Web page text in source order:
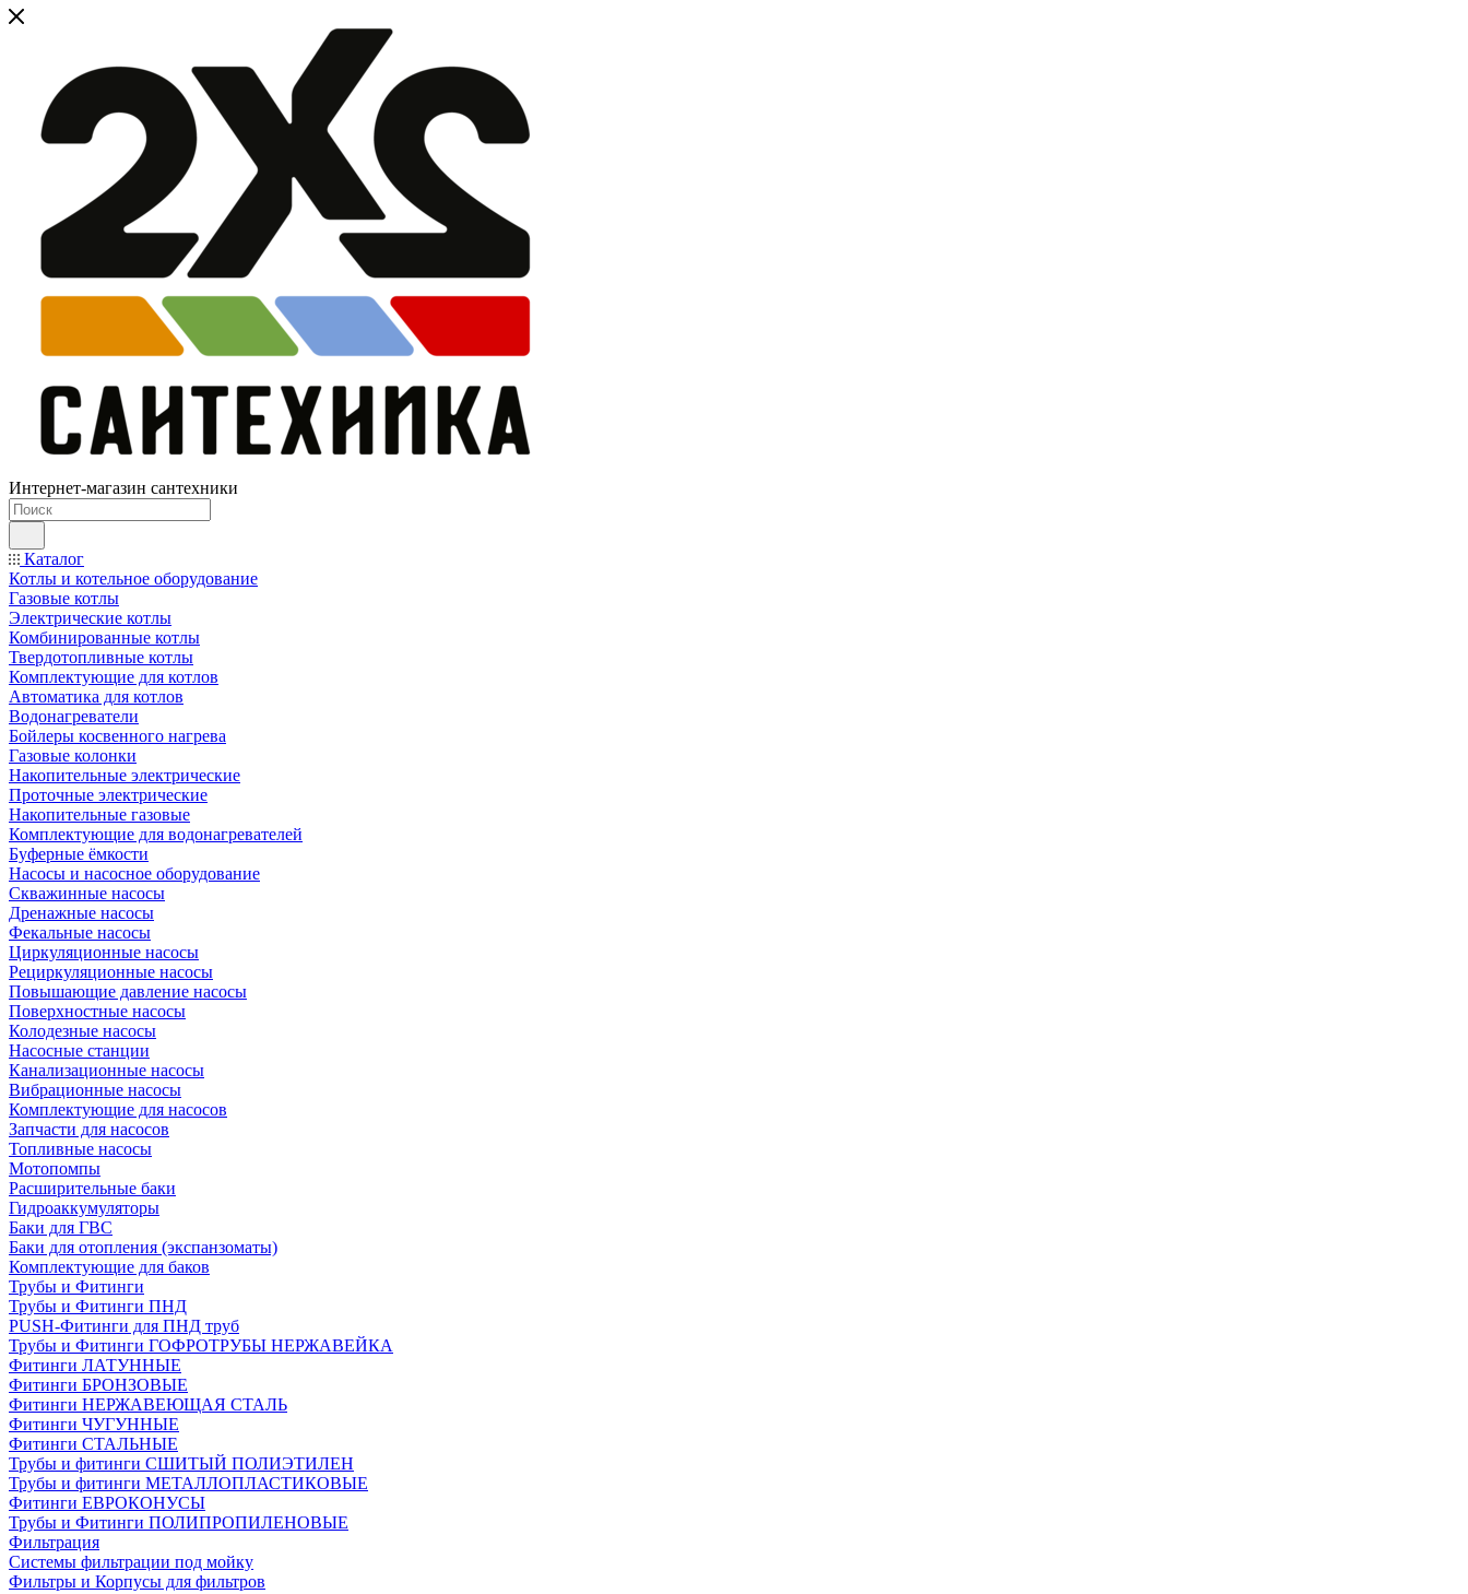
Интернет-магазин сантехники
Каталог
Котлы и котельное оборудование
Газовые котлы
Электрические котлы
Комбинированные котлы
Твердотопливные котлы
Комплектующие для котлов
Автоматика для котлов
Водонагреватели
Бойлеры косвенного нагрева
Газовые колонки
Накопительные электрические
Проточные электрические
Накопительные газовые
Комплектующие для водонагревателей
Буферные ёмкости
Насосы и насосное оборудование
Скважинные насосы
Дренажные насосы
Фекальные насосы
Циркуляционные насосы
Рециркуляционные насосы
Повышающие давление насосы
Поверхностные насосы
Колодезные насосы
Насосные станции
Канализационные насосы
Вибрационные насосы
Комплектующие для насосов
Запчасти для насосов
Топливные насосы
Мотопомпы
Расширительные баки
Гидроаккумуляторы
Баки для ГВС
Баки для отопления (экспанзоматы)
Комплектующие для баков
Трубы и Фитинги
Трубы и Фитинги ПНД
PUSH-Фитинги для ПНД труб
Трубы и Фитинги ГОФРОТРУБЫ НЕРЖАВЕЙКА
Фитинги ЛАТУННЫЕ
Фитинги БРОНЗОВЫЕ
Фитинги НЕРЖАВЕЮЩАЯ СТАЛЬ
Фитинги ЧУГУННЫЕ
Фитинги СТАЛЬНЫЕ
Трубы и фитинги СШИТЫЙ ПОЛИЭТИЛЕН
Трубы и фитинги МЕТАЛЛОПЛАСТИКОВЫЕ
Фитинги ЕВРОКОНУСЫ
Трубы и Фитинги ПОЛИПРОПИЛЕНОВЫЕ
Фильтрация
Системы фильтрации под мойку
Фильтры и Корпусы для фильтров